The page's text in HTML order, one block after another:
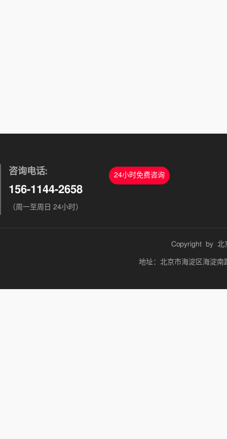
咨询电话:
156-1144-2658
（周一至周日 24小时）
24小时免费咨询
Copyright by 北
地址：北京市海淀区海淀